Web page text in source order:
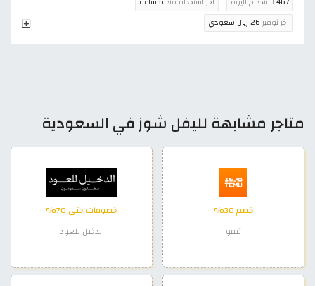
اخر توفير 26 ريال سعودي
متاجر مشابهة لليفل شوز في السعودية
خصم 30%
تيمو
خصومات حتى 70%
الدخيل للعود